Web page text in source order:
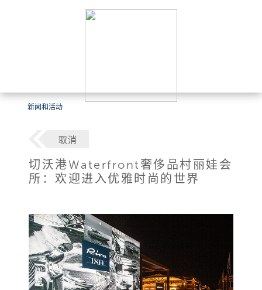
新闻和活动
取消
切沃港Waterfront奢侈品村丽娃会
所：欢迎进入优雅时尚的世界